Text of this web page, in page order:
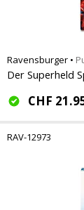
Ravensburger •
Der Superheld
CHF
RAV-12973